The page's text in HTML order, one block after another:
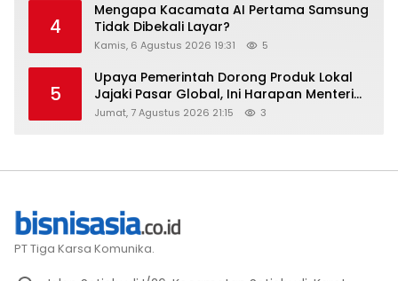
4
Mengapa Kacamata AI Pertama Samsung
Tidak Dibekali Layar?
Kamis, 6 Agustus 2026 19:31 5
5
Upaya Pemerintah Dorong Produk Lokal
Jajaki Pasar Global, Ini Harapan Menteri
Perindustrian RI Lewat ILT dan IGT Expo
Jumat, 7 Agustus 2026 21:15 3
PT Tiga Karsa Komunika.